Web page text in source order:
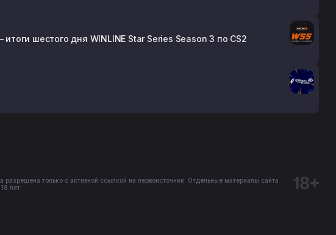
шестого дня WINLINE Star Series Season 3 по CS2
только с активной ссылкой на первоисточник. Отдельные материалы сайта
лет.